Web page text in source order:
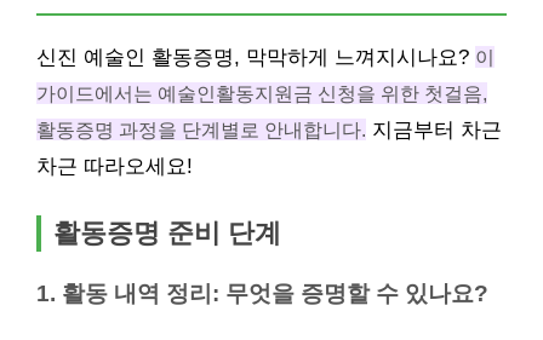
신진 예술인 활동증명, 막막하게 느껴지시나요? 이
가이드에서는 예술인활동지원금 신청을 위한 첫걸음,
활동증명 과정을 단계별로 안내합니다. 지금부터 차근
차근 따라오세요!
활동증명 준비 단계
1. 활동 내역 정리: 무엇을 증명할 수 있나요?